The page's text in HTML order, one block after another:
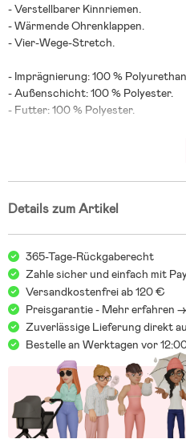
- Verstellbarer Kinnriemen.
- Wärmende Ohrenklappen.
- Vier-Wege-Stretch.
- Imprägnierung: 100 %
- Außenschicht: 100 % Polyester.
- Futter: 100 % Polyester.
Details zum Artikel
365-Tage-Rückgaberecht
Zahle sicher und einfach mit
Versandkostenfrei ab 120 €
Preisgarantie - Mehr erfahren ->
Zuverlässige Lieferung direkt
Bestelle an Werktagen vor